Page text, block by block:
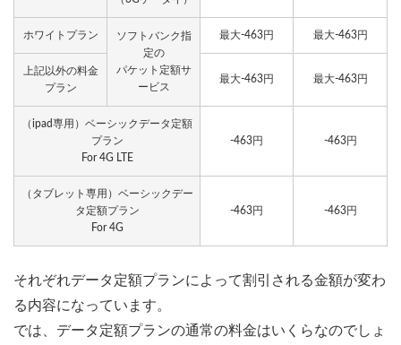
ホワイトプラン
ソフトバンク指
定の
パケット定額サ
ービス
最大-463円 最大-463円
上記以外の料金
プラン
最大-463円 最大-463円
（ipad専用）ベーシックデータ定額
プラン
For 4G LTE
-463円 -463円
（タブレット専用）ベーシックデー
タ定額プラン
For 4G
-463円 -463円
それぞれデータ定額プランによって割引される金額が変わ
る内容になっています。
では、データ定額プランの通常の料金はいくらなのでしょ